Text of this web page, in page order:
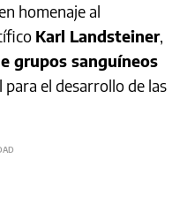
homenaje al
Karl Landsteiner,
grupos sanguíneos
el desarrollo de las